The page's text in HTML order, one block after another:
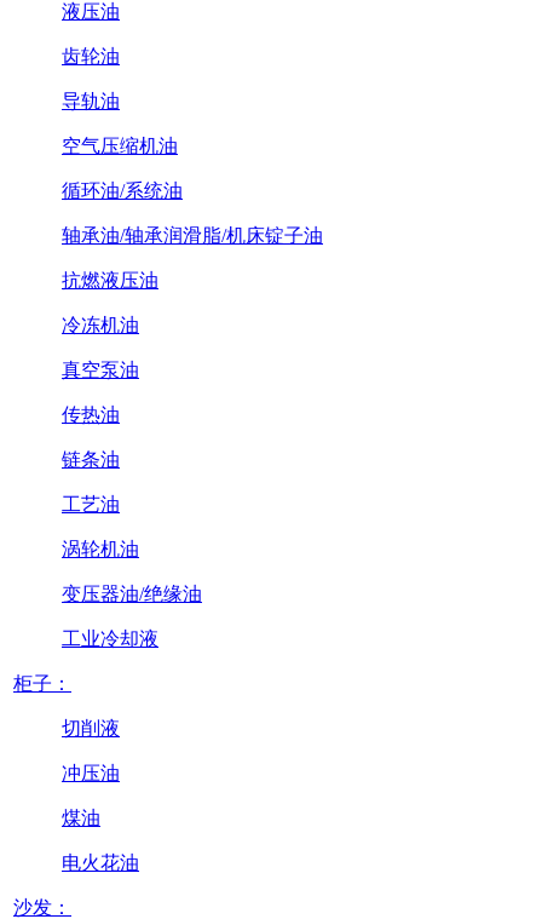
液压油
齿轮油
导轨油
空气压缩机油
循环油/系统油
轴承油/轴承润滑脂/机床锭子油
抗燃液压油
冷冻机油
真空泵油
传热油
链条油
工艺油
涡轮机油
变压器油/绝缘油
工业冷却液
柜子：
切削液
冲压油
煤油
电火花油
沙发：